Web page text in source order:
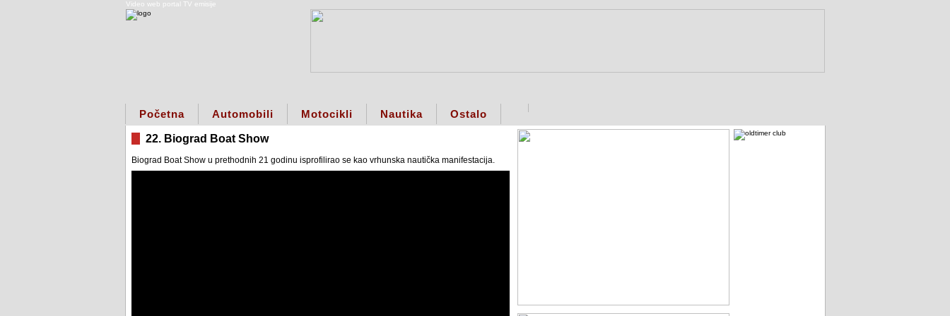
Video web portal TV emisije
Početna Automobili Motocikli Nautika Ostalo
22. Biograd Boat Show
Biograd Boat Show u prethodnih 21 godinu isprofilirao se kao vrhunska nautička manifestacija.